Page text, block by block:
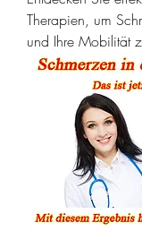
Therapien, um
und Ihre Mobilität